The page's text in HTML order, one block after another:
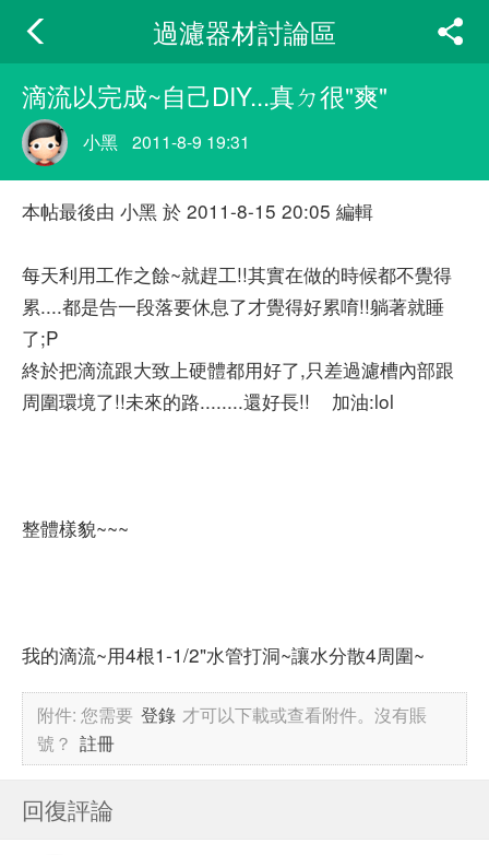
過濾器材討論區
滴流以完成~自己DIY...真ㄉ很"爽"
小黑 2011-8-9 19:31
本帖最後由 小黑 於 2011-8-15 20:05 編輯
每天利用工作之餘~就趕工!!其實在做的時候都不覺得
累....都是告一段落要休息了才覺得好累唷!!躺著就睡
了;P
終於把滴流跟大致上硬體都用好了,只差過濾槽內部跟
周圍環境了!!未來的路........還好長!! 加油:lol
整體樣貌~~~
我的滴流~用4根1-1/2"水管打洞~讓水分散4周圍~
附件:您需要 登錄 才可以下載或查看附件。沒有賬
號？ 註冊
回復評論